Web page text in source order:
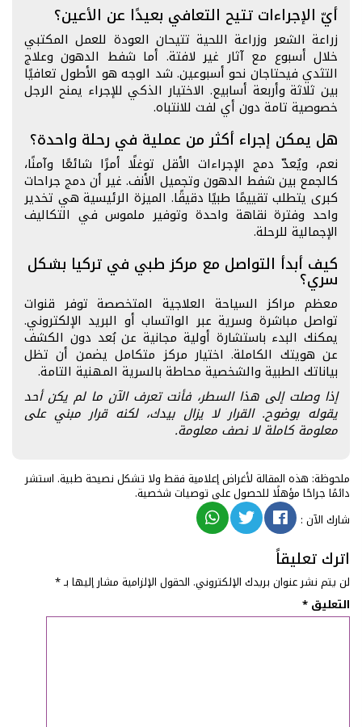
أيّ الإجراءات تتيح التعافي بعيدًا عن الأعين؟
زراعة الشعر وزراعة اللحية تتيحان العودة للعمل المكتبي
خلال أسبوع مع آثار غير لافتة. أما شفط الدهون وعلاج
التثدي فيحتاجان نحو أسبوعين. شد الوجه هو الأطول تعافيًا
بين ثلاثة وأربعة أسابيع. الاختيار الذكي للإجراء يمنح الرجل
خصوصية تامة دون أي لفت للانتباه.
هل يمكن إجراء أكثر من عملية في رحلة واحدة؟
نعم، ويُعدّ دمج الإجراءات الأقل توغلًا أمرًا شائعًا وآمنًا،
كالجمع بين شفط الدهون وتجميل الأنف. غير أن دمج جراحات
كبرى يتطلب تقييمًا طبيًا دقيقًا. الميزة الرئيسية هي تخدير
واحد وفترة نقاهة واحدة وتوفير ملموس في التكاليف
الإجمالية للرحلة.
كيف أبدأ التواصل مع مركز طبي في تركيا بشكل
سري؟
معظم مراكز السياحة العلاجية المتخصصة توفر قنوات
تواصل مباشرة وسرية عبر الواتساب أو البريد الإلكتروني.
يمكنك البدء باستشارة أولية مجانية عن بُعد دون الكشف
عن هويتك الكاملة. اختيار مركز متكامل يضمن أن تظل
بياناتك الطبية والشخصية محاطة بالسرية المهنية التامة.
إذا وصلت إلى هذا السطر، فأنت تعرف الآن ما لم يكن أحد
يقوله بوضوح. القرار لا يزال بيدك، لكنه قرار مبني على
معلومة كاملة لا نصف معلومة.
ملحوظة: هذه المقالة لأغراض إعلامية فقط ولا تشكل نصيحة طبية. استشر
دائمًا جراحًا مؤهلًا للحصول على توصيات شخصية.
شارك الآن :
اترك تعليقاً
لن يتم نشر عنوان بريدك الإلكتروني. الحقول الإلزامية مشار إليها بـ*
التعليق *